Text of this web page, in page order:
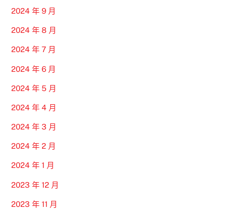
2024 年 9 月
2024 年 8 月
2024 年 7 月
2024 年 6 月
2024 年 5 月
2024 年 4 月
2024 年 3 月
2024 年 2 月
2024 年 1 月
2023 年 12 月
2023 年 11 月